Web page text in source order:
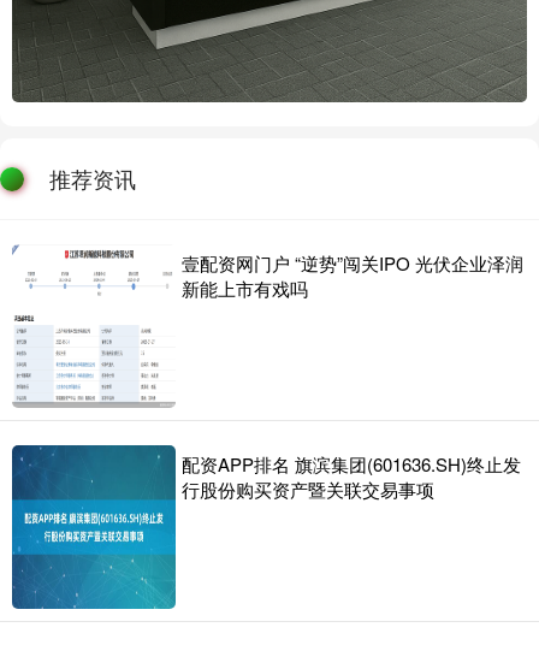
推荐资讯
壹配资网门户 “逆势”闯关IPO 光伏企业泽润
新能上市有戏吗
配资APP排名 旗滨集团(601636.SH)终止发
行股份购买资产暨关联交易事项